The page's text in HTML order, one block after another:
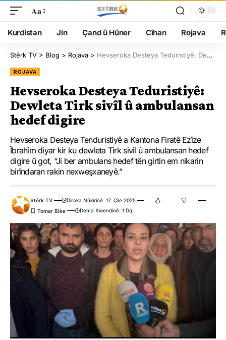
Aa
Kurdistan Jin Çand û Hûner Cîhan Rojava
Stêrk TV > Blog > Rojava > Hevseroka Desteya Teduristiyê: Dewleta Tirk sivîl û ambulansan hedef digire
ROJAVA
Hevseroka Desteya Teduristiyê:
Dewleta Tirk sivîl û ambulansan
hedef digire
Hevseroka Desteya Tenduristiyê a Kantona Firatê Ezîze
Îbrahîm diyar kir ku dewleta Tirk sivîl û ambulansan hedef
digire û got, “Ji ber ambulans hedef tên girtin em nikarin
birîndaran rakin nexweşxaneyê.”
Stêrk TV
Dîroka Nûkirinê: 17. Çile 2025
Dema Xwendinê: 1 Dq.